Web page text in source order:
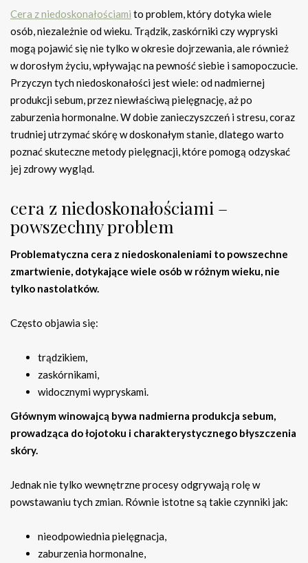
Cera z niedoskonałościami to problem, który dotyka wiele
osób, niezależnie od wieku. Trądzik, zaskórniki czy wypryski
mogą pojawić się nie tylko w okresie dojrzewania, ale również
w dorosłym życiu, wpływając na pewność siebie i samopoczucie.
Przyczyn tych niedoskonałości jest wiele: od nadmiernej
produkcji sebum, przez niewłaściwą pielęgnację, aż po
zaburzenia hormonalne. W dobie zanieczyszczeń i stresu, coraz
trudniej utrzymać skórę w doskonałym stanie, dlatego warto
poznać skuteczne metody pielęgnacji, które pomogą odzyskać
jej zdrowy wygląd.
cera z niedoskonałościami –
powszechny problem
Problematyczna cera z niedoskonaleniami to powszechne
zmartwienie, dotykające wiele osób w różnym wieku, nie
tylko nastolatków.
Często objawia się:
trądzikiem,
zaskórnikami,
widocznymi wypryskami.
Głównym winowajcą bywa nadmierna produkcja sebum,
prowadząca do łojotoku i charakterystycznego błyszczenia
skóry.
Jednak nie tylko wewnętrzne procesy odgrywają rolę w
powstawaniu tych zmian. Równie istotne są takie czynniki jak:
nieodpowiednia pielęgnacja,
zaburzenia hormonalne,